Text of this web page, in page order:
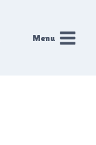
Menu